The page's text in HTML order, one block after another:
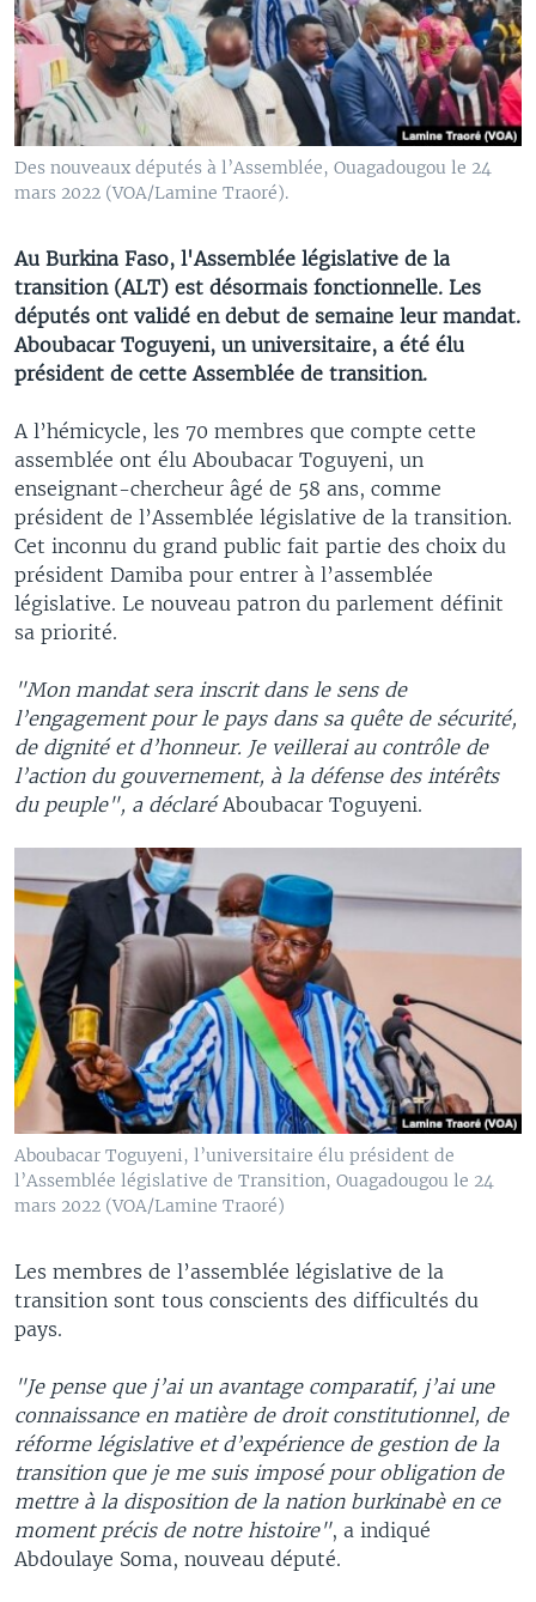
Des nouveaux députés à l’Assemblée, Ouagadougou le 24
mars 2022 (VOA/Lamine Traoré).
Au Burkina Faso, l'Assemblée législative de la
transition (ALT) est désormais fonctionnelle. Les
députés ont validé en debut de semaine leur mandat.
Aboubacar Toguyeni, un universitaire, a été élu
président de cette Assemblée de transition.
A l’hémicycle, les 70 membres que compte cette
assemblée ont élu Aboubacar Toguyeni, un
enseignant-chercheur âgé de 58 ans, comme
président de l’Assemblée législative de la transition.
Cet inconnu du grand public fait partie des choix du
président Damiba pour entrer à l’assemblée
législative. Le nouveau patron du parlement définit
sa priorité.
"Mon mandat sera inscrit dans le sens de
l’engagement pour le pays dans sa quête de sécurité,
de dignité et d’honneur. Je veillerai au contrôle de
l’action du gouvernement, à la défense des intérêts
du peuple", a déclaré Aboubacar Toguyeni.
Aboubacar Toguyeni, l’universitaire élu président de
l’Assemblée législative de Transition, Ouagadougou le 24
mars 2022 (VOA/Lamine Traoré)
Les membres de l’assemblée législative de la
transition sont tous conscients des difficultés du
pays.
"Je pense que j’ai un avantage comparatif, j’ai une
connaissance en matière de droit constitutionnel, de
réforme législative et d’expérience de gestion de la
transition que je me suis imposé pour obligation de
mettre à la disposition de la nation burkinabè en ce
moment précis de notre histoire", a indiqué
Abdoulaye Soma, nouveau député.